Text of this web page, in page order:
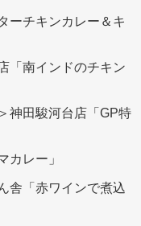
ーチキンカレー＆キ
「南インドのチキン
神田駿河台店「GP特
カレー」
舎「赤ワインで煮込